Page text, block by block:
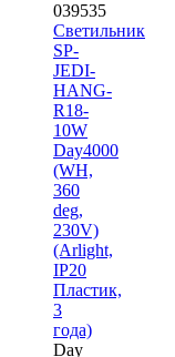
039535
Светильник
SP-
JEDI-
HANG-
R18-
10W
Day4000
(WH,
360
deg,
230V)
(Arlight,
IP20
Пластик,
3
года)
Day